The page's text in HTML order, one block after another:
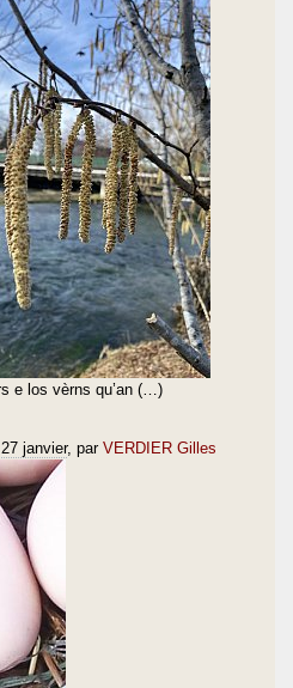
e los vèrns qu’an (…)
27 janvier, par VERDIER Gilles